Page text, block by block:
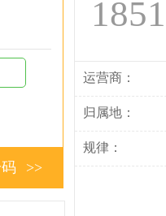
运营商：
归属地：
规律：
>>